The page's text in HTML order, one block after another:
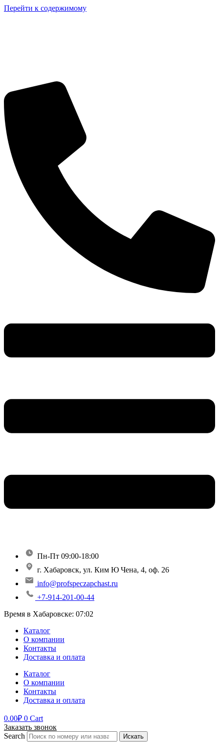
Перейти к содержимому
Пн-Пт 09:00-18:00
г. Хабаровск, ул. Ким Ю Чена, 4, оф. 26
info@profspeczapchast.ru
+7-914-201-00-44
Время в Хабаровске: 07:02
Каталог
О компании
Контакты
Доставка и оплата
Каталог
О компании
Контакты
Доставка и оплата
0.00₽ 0 Cart
Заказать звонок
Search
Искать